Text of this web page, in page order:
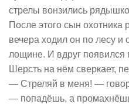
стрелы вонзились
После этого сын охотника
вечера ходил он по лесу и
лощине. И вдруг
Шерсть на нём сверкает,
— Стреляй в меня! —
— попадёшь, а